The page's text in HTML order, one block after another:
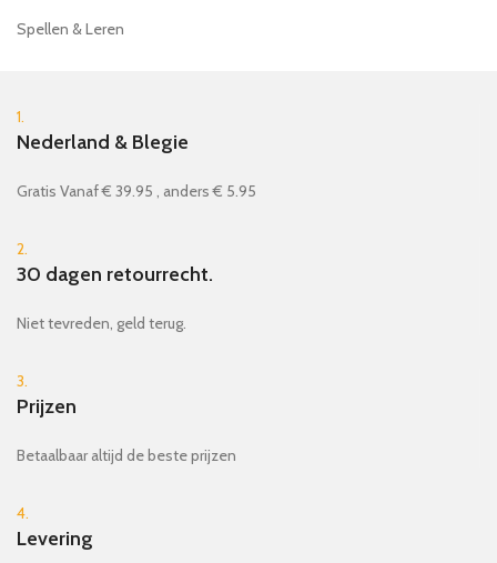
Spellen & Leren
1.
Nederland & Blegie
Gratis Vanaf € 39.95 , anders € 5.95
2.
30 dagen retourrecht.
Niet tevreden, geld terug.
3.
Prijzen
Betaalbaar altijd de beste prijzen
4.
Levering